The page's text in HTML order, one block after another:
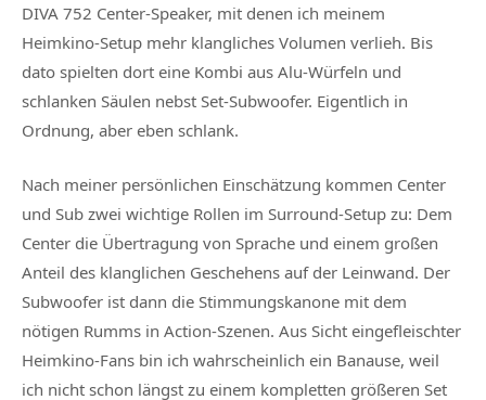
DIVA 752 Center-Speaker, mit denen ich meinem
Heimkino-Setup mehr klangliches Volumen verlieh. Bis
dato spielten dort eine Kombi aus Alu-Würfeln und
schlanken Säulen nebst Set-Subwoofer. Eigentlich in
Ordnung, aber eben schlank.
Nach meiner persönlichen Einschätzung kommen Center
und Sub zwei wichtige Rollen im Surround-Setup zu: Dem
Center die Übertragung von Sprache und einem großen
Anteil des klanglichen Geschehens auf der Leinwand. Der
Subwoofer ist dann die Stimmungskanone mit dem
nötigen Rumms in Action-Szenen. Aus Sicht eingefleischter
Heimkino-Fans bin ich wahrscheinlich ein Banause, weil
ich nicht schon längst zu einem kompletten größeren Set